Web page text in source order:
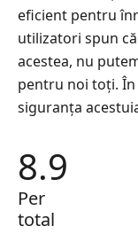
eficient pentru
utilizatori spun
acestea, nu
pentru noi toți.
siguranța
8.9
Per
total